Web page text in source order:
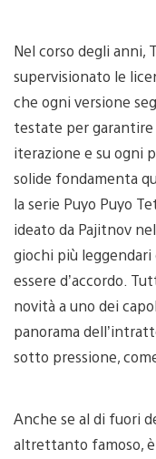
Nel corso degli anni,
supervisionato le
che ogni versione
testate per
iterazione e su ogni
solide fondamenta
la serie Puyo Puyo
ideato da Pajitnov
giochi più
essere d’accordo.
novità a uno dei
panorama
sotto pressione,
Anche se al di fuori
altrettanto famoso,